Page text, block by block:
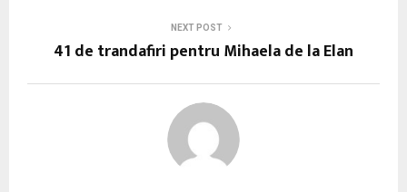
NEXT POST
41 de trandafiri pentru Mihaela de la Elan